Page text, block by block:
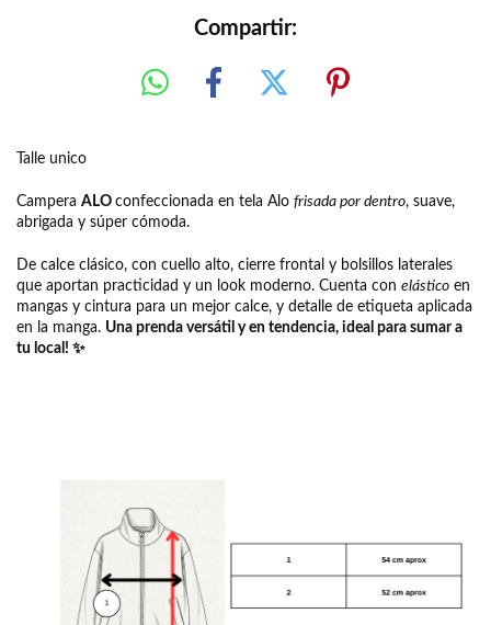
Compartir:
Talle unico
Campera ALO confeccionada en tela Alo frisada por dentro, suave,
abrigada y súper cómoda.
De calce clásico, con cuello alto, cierre frontal y bolsillos laterales
que aportan practicidad y un look moderno. Cuenta con elástico en
mangas y cintura para un mejor calce, y detalle de etiqueta aplicada
en la manga. Una prenda versátil y en tendencia, ideal para sumar a
tu local! ✨